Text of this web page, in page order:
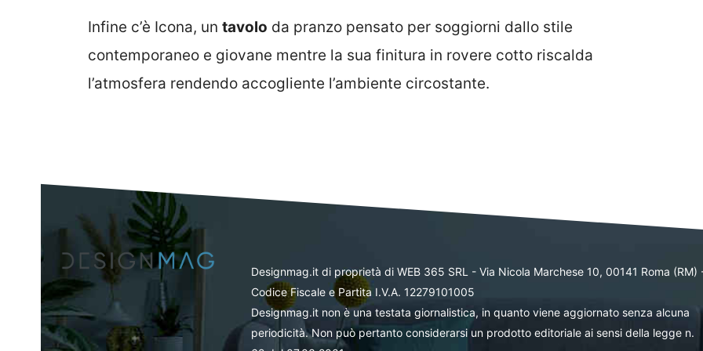
Infine c’è Icona, un tavolo da pranzo pensato per soggiorni dallo stile
contemporaneo e giovane mentre la sua finitura in rovere cotto riscalda
l’atmosfera rendendo accogliente l’ambiente circostante.
Designmag.it di proprietà di WEB 365 SRL - Via Nicola Marchese 10, 00141 Roma (RM)
Codice Fiscale e Partita I.V.A. 12279101005
Designmag.it non è una testata giornalistica, in quanto viene aggiornato senza alcuna
periodicità. Non può pertanto considerarsi un prodotto editoriale ai sensi della legge n.